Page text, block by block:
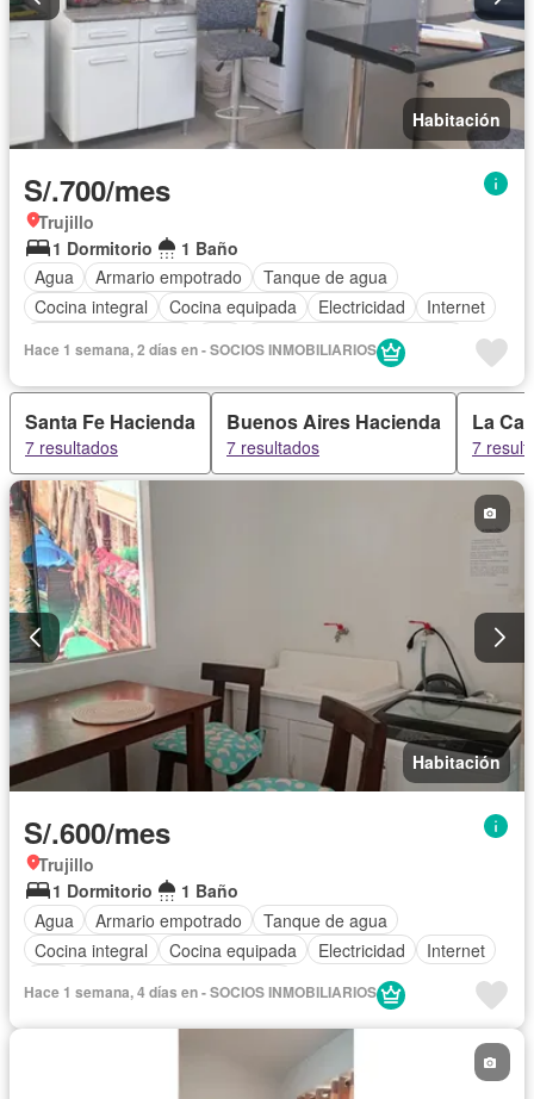
Habitación
S/.700/mes
Trujillo
1 Dormitorio
1 Baño
Agua
Armario empotrado
Tanque de agua
Cocina integral
Cocina equipada Electricidad
Internet
Completamente amoblado
Hace 1 semana, 2 días en - SOCIOS INMOBILIARIOS
Santa Fe Hacienda
7 resultados
Buenos Aires Hacienda
7 resultados
La
7
Habitación
S/.600/mes
Trujillo
1 Dormitorio
1 Baño
Agua
Armario empotrado
Tanque de agua
Cocina integral
Cocina equipada Electricidad
Internet
Hace 1 semana, 4 días en - SOCIOS INMOBILIARIOS